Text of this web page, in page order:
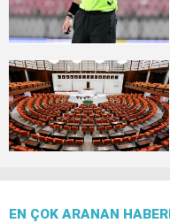
EN ÇOK ARANAN